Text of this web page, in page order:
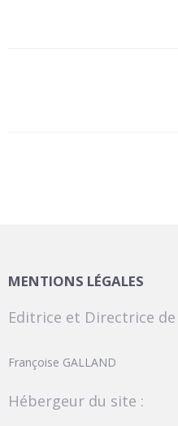
MENTIONS LÉGALES
Editrice et Directrice
Françoise GALLAND
Hébergeur du site :